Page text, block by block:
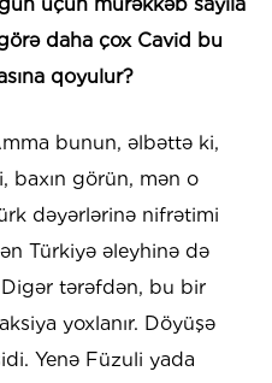
daha çox Cavid bu
qoyulur?
bunun, əlbəttə ki,
baxın görün, mən o
dəyərlərinə nifrətimi
Türkiyə əleyhinə də
tərəfdən, bu bir
yoxlanır. Döyüşə
Yenə Füzuli yada